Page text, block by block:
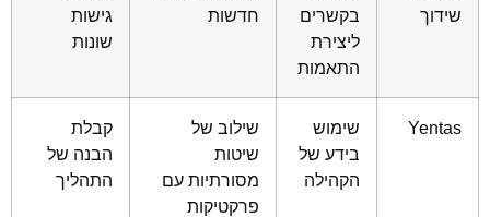
שידוך
בקשרים
ליצירת
התאמות
חדשות
גישות
שונות
Yentas
שימוש
בידע של
הקהילה
שילוב של
שיטות
מסורתיות עם
פרקטיקות
קבלת
הבנה של
התהליך